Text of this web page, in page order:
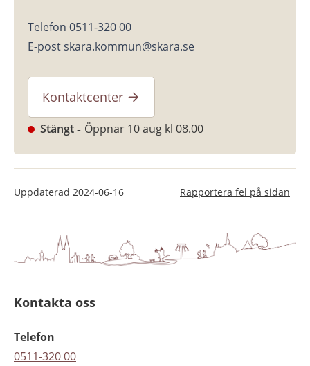
Telefon 0511-320 00
E-post skara.kommun@skara.se
Kontaktcenter
Stängt Öppnar 10 aug kl 08.00
Uppdaterad 2024-06-16 Rapportera fel på sidan
Kontakta oss
Telefon
0511-320 00